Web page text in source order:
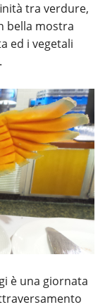
tra verdure,
bella mostra
ed i vegetali
è una giornata